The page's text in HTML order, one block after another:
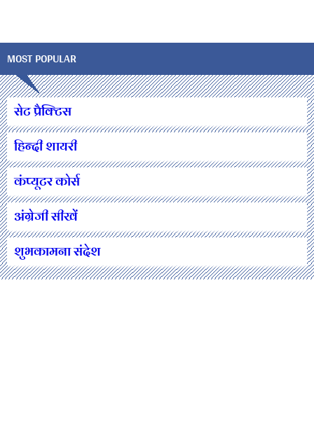
MOST POPULAR
सेट प्रैक्टिस
हिन्दी शायरी
कंप्यूटर कोर्स
अंग्रेजी सीखें
शुभकामना संदेश